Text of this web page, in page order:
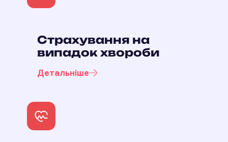
Страхування на
випадок хвороби
Детальніше